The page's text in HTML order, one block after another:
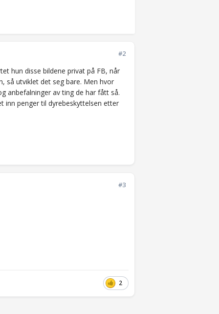
#2
hun disse bildene privat på FB, når
så utviklet det seg bare. Men hvor
anbefalninger av ting de har fått så.
inn penger til dyrebeskyttelsen etter
#3
2